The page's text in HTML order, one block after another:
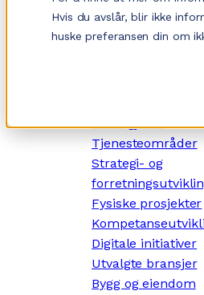
Hvis du avslår, blir ikke
huske preferansen din om
Dette gjør vi
Tjenesteområder
Strategi- og
Fysiske prosjekter
Digitale initiativer
Utvalgte bransjer
Bygg og eiendom